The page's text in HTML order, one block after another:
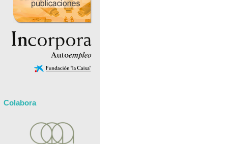
Colabora